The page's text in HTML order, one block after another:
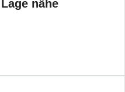
nähe